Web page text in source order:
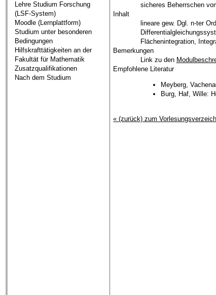
Lehre Studium Forschung
(LSF-System)
Moodle (Lernplattform)
Studium unter besonderen
Bedingungen
Hilfskrafttätigkeiten an der
Fakultät für Mathematik
Zusatzqualifikationen
Nach dem Studium
sicheres Beherrschen
Inhalt
lineare gew. Dgl. n-ter
Flächenintegration,
Bemerkungen
Link zu den
Empfohlene Literatur
Meyberg,
Burg, Haf, Wille:
« (zurück) zum